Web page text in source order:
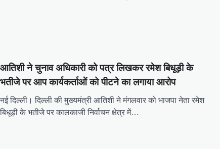
आतिशी ने चुनाव अधिकारी को पत्र लिखकर रमेश बिधूड़ी के
भतीजे पर आप कार्यकर्ताओं को पीटने का लगाया आरोप
नई दिल्ली। दिल्ली की मुख्यमंत्री आतिशी ने मंगलवार को भाजपा नेता रमेश
बिधूड़ी के भतीजे पर कालकाजी निर्वाचन क्षेत्र में…